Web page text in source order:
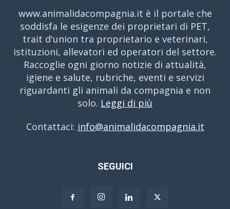
www.animalidacompagnia.it è il portale che
soddisfa le esigenze dei proprietari di PET,
trait d'union tra proprietario e veterinari,
istituzioni, allevatori ed operatori del settore.
Raccoglie ogni giorno notizie di attualità,
igiene e salute, rubriche, eventi e servizi
riguardanti gli animali da compagnia e non
solo. Leggi di più
Contattaci: info@animalidacompagnia.it
SEGUICI